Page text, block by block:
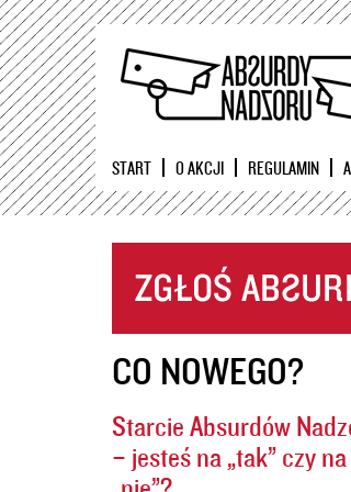
START O AKCJI REGULAMIN
CO NOWEGO?
Starcie Absurdów
– jesteś na „tak” czy na